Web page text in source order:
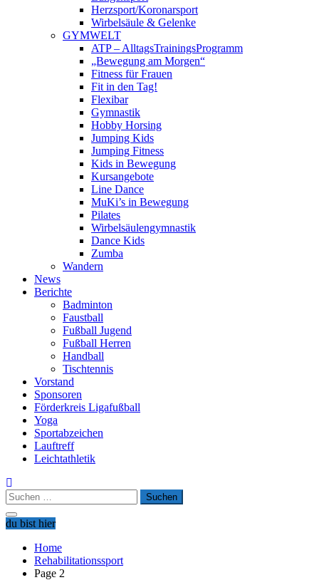
Herzsport/Koronarsport
Wirbelsäule & Gelenke
GYMWELT
ATP – AlltagsTrainingsProgramm
„Bewegung am Morgen“
Fitness für Frauen
Fit in den Tag!
Flexibar
Gymnastik
Hobby Horsing
Jumping Kids
Jumping Fitness
Kids in Bewegung
Kursangebote
Line Dance
MuKi’s in Bewegung
Pilates
Wirbelsäulengymnastik
Dance Kids
Zumba
Wandern
News
Berichte
Badminton
Faustball
Fußball Jugend
Fußball Herren
Handball
Tischtennis
Vorstand
Sponsoren
Förderkreis Ligafußball
Yoga
Sportabzeichen
Lauftreff
Leichtathletik
Suchen
nach:
du bist hier
Home
Rehabilitationssport
Page 2